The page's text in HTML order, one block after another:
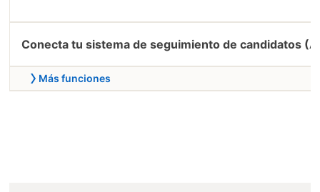
Conecta tu sistema de seguimiento de candidatos
Más funciones